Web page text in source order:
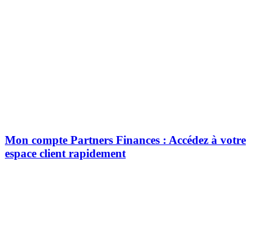
Mon compte Partners Finances : Accédez à votre
espace client rapidement